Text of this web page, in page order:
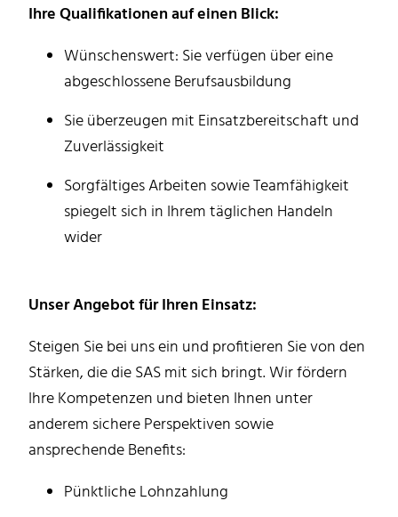
Ihre Qualifikationen auf einen Blick:
Wünschenswert: Sie verfügen über eine
abgeschlossene Berufsausbildung
Sie überzeugen mit Einsatzbereitschaft und
Zuverlässigkeit
Sorgfältiges Arbeiten sowie Teamfähigkeit
spiegelt sich in Ihrem täglichen Handeln
wider
Unser Angebot für Ihren Einsatz:
Steigen Sie bei uns ein und profitieren Sie von den
Stärken, die die SAS mit sich bringt. Wir fördern
Ihre Kompetenzen und bieten Ihnen unter
anderem sichere Perspektiven sowie
ansprechende Benefits:
Pünktliche Lohnzahlung